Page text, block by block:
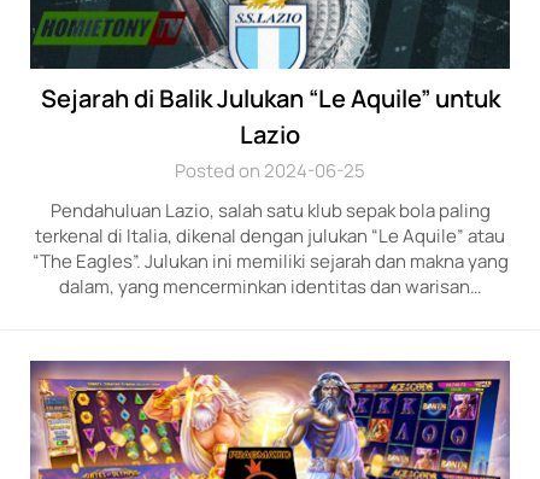
Sejarah di Balik Julukan “Le Aquile” untuk
Lazio
Posted on 2024-06-25
Pendahuluan Lazio, salah satu klub sepak bola paling
terkenal di Italia, dikenal dengan julukan “Le Aquile” atau
“The Eagles”. Julukan ini memiliki sejarah dan makna yang
dalam, yang mencerminkan identitas dan warisan…